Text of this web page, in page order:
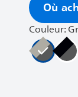
Où
Couleur: